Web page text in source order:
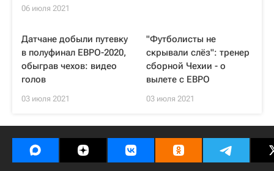
06 июля 2021
Датчане добыли путевку
в полуфинал ЕВРО-2020,
обыграв чехов: видео
голов
03 июля 2021
"Футболисты не
скрывали слёз": тренер
сборной Чехии - о
вылете с ЕВРО
03 июля 2021